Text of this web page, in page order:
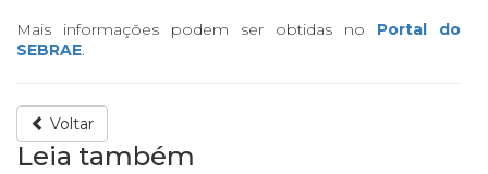
Mais informações podem ser obtidas no Portal do
SEBRAE.
Voltar
Leia também